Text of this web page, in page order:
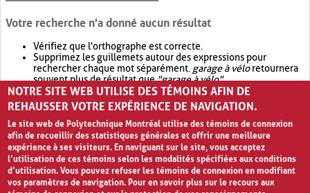
Votre recherche n'a donné aucun résultat
Vérifiez que l'orthographe est correcte.
Supprimez les guillemets autour des expressions pour
rechercher chaque mot séparément. garage à véloretournera
souvent plus de résultat que"garage à vélo".
Envisagez d'élargir votre recherche avec OR.garage OR vélo
retournera souvent plus de résultat quegarage à vélo
NOTRE SITE WEB UTILISE DES TÉMOINS AFIN DE
REHAUSSER VOTRE EXPÉRIENCE DE NAVIGATION.
Le site web de Polytechnique Montréal utilise des témoins de connexion
afin de recueillir des statistiques générales et offrir une meilleure
expérience à ses visiteurs. En naviguant sur le site, vous acceptez
l’utilisation de ces témoins selon les modalités spécifiées aux conditions
d’utilisation. Vous pouvez refuser les témoins de connexion en modifiant
vos paramètres de navigation. Pour en savoir plus sur le recours aux